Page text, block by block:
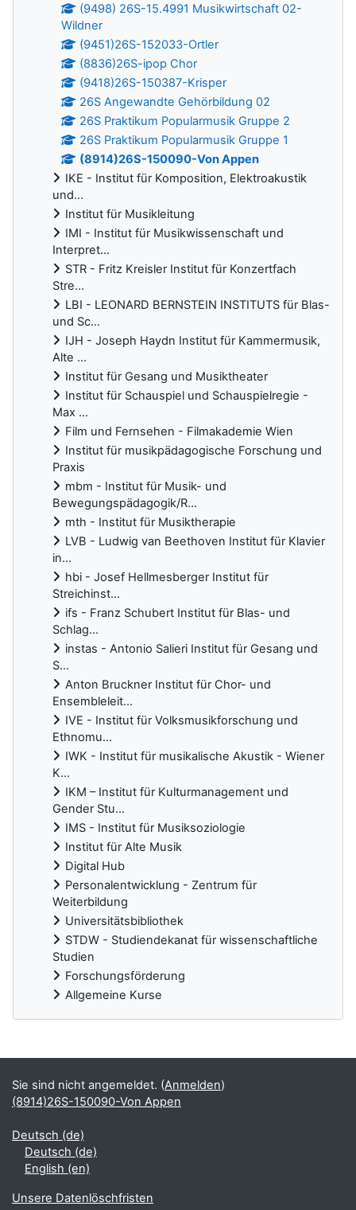
(9498) 26S-15.4991 Musikwirtschaft 02-
Wildner
(9451)26S-152033-Ortler
(8836)26S-ipop Chor
(9418)26S-150387-Krisper
26S Angewandte Gehörbildung 02
26S Praktikum Popularmusik Gruppe 2
26S Praktikum Popularmusik Gruppe 1
(8914)26S-150090-Von Appen
IKE - Institut für Komposition, Elektroakustik
und...
Institut für Musikleitung
IMI - Institut für Musikwissenschaft und
Interpret...
STR - Fritz Kreisler Institut für Konzertfach
Stre...
LBI - LEONARD BERNSTEIN INSTITUTS für Blas-
und Sc...
IJH - Joseph Haydn Institut für Kammermusik,
Alte ...
Institut für Gesang und Musiktheater
Institut für Schauspiel und Schauspielregie -
Max ...
Film und Fernsehen - Filmakademie Wien
Institut für musikpädagogische Forschung und
Praxis
mbm - Institut für Musik- und
Bewegungspädagogik/R...
mth - Institut für Musiktherapie
LVB - Ludwig van Beethoven Institut für Klavier
in...
hbi - Josef Hellmesberger Institut für
Streichinst...
ifs - Franz Schubert Institut für Blas- und
Schlag...
instas - Antonio Salieri Institut für Gesang und
S...
Anton Bruckner Institut für Chor- und
Ensembleleit...
IVE - Institut für Volksmusikforschung und
Ethnomu...
IWK - Institut für musikalische Akustik - Wiener
K...
IKM – Institut für Kulturmanagement und
Gender Stu...
IMS - Institut für Musiksoziologie
Institut für Alte Musik
Digital Hub
Personalentwicklung - Zentrum für
Weiterbildung
Universitätsbibliothek
STDW - Studiendekanat für wissenschaftliche
Studien
Forschungsförderung
Allgemeine Kurse
Ergänzungsblöcke
Sie sind nicht angemeldet. (Anmelden)
(8914)26S-150090-Von Appen
Deutsch ‎(de)‎
Deutsch ‎(de)‎
English ‎(en)‎
Unsere Datenlöschfristen